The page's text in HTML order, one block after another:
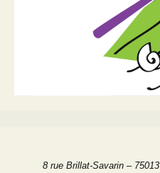
8 rue Brillat-Savarin – 75013